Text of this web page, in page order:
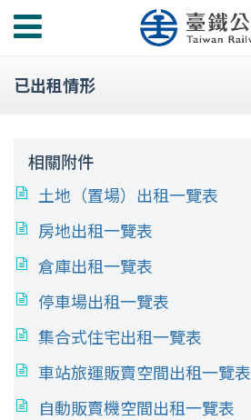
功
選
已出租情形
相關附件
土地（置場）出租一覽表
房地出租一覽表
倉庫出租一覽表
停車場出租一覽表
集合式住宅出租一覽表
車站旅運販賣空間出租一覽表
自動販賣機空間出租一覽表